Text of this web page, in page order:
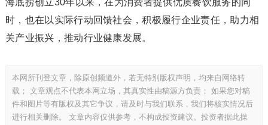
海底捞创立30年以来，在为消费者提供优质餐饮服务的同
时，也在以实际行动回馈社会，积极履行企业责任，助力相
关产业振兴，推动行业健康发展。
本网所刊登文章，除原创频道外，若无特别版权声明，均来自网络转
载； 文章观点不代表本网立场，其真实性由稿源方负责； 如果您对稿
件和图片等有版权及其它争议，请及时与我们联系，我们将核实情况后
进行相关删除。 文章内容仅供参考，不构成投资建议。投资者据此操